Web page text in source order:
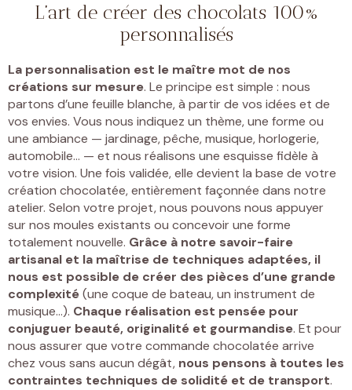
L’art de créer des chocolats 100%
personnalisés
La personnalisation est le maître mot de nos
créations sur mesure. Le principe est simple : nous
partons d’une feuille blanche, à partir de vos idées et de
vos envies. Vous nous indiquez un thème, une forme ou
une ambiance — jardinage, pêche, musique, horlogerie,
automobile… — et nous réalisons une esquisse fidèle à
votre vision. Une fois validée, elle devient la base de votre
création chocolatée, entièrement façonnée dans notre
atelier. Selon votre projet, nous pouvons nous appuyer
sur nos moules existants ou concevoir une forme
totalement nouvelle. Grâce à notre savoir-faire
artisanal et la maîtrise de techniques adaptées, il
nous est possible de créer des pièces d’une grande
complexité(une coque de bateau, un instrument de
musique…). Chaque réalisation est pensée pour
conjuguer beauté, originalité et gourmandise. Et pour
nous assurer que votre commande chocolatée arrive
chez vous sans aucun dégât, nous pensons à toutes les
contraintes techniques de solidité et de transport.